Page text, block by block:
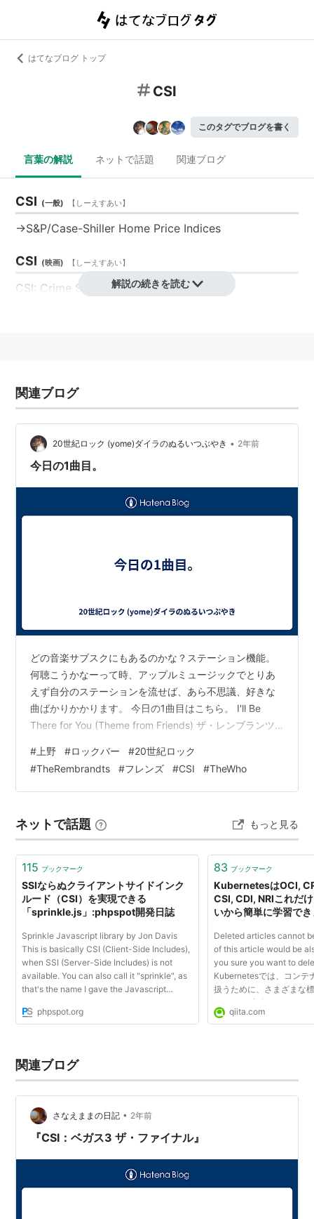
はてなブログ トップ
CSI
このタグでブログを書く
言葉の解説 ネットで話題 関連ブログ
CSI (一般) 【 しーえすあい】
→S&P/Case-Shiller Home Price Indices
CSI (映画) 【 しーえすあい】
CSI: Crime Scene Investigation
CSIはラスベガスを舞台とし、CSI:マイアミはマイア
ミ、CSI:NYはニューヨークを舞台とした、科学捜査班
の活躍を描いている。
関連語 海外ドラマ
解説の続きを読む
関連ブログ
20世紀ロック (yome)ダイラのぬるいつぶやき • 2年前
今日の1曲目。
どの音楽サブスクにもあるのかな？ステーション機能。
何聴こうかなーって時、アップルミュージックでとりあ
えず自分のステーションを流せば、あら不思議、好きな
曲ばかりかかります。 今日の1曲目はこちら。 I'll Be
There for You (Theme from Friends) ザ・レンブランツ
music.apple.com 米国シットコム「フレンズ」の主題歌
「I'LL Be There for You」でした！ この曲はもう何十回
と聴いたけど、他の曲は知らないのでした。 ドラマの主
# 上野 #ロックバー #20世紀ロック
#TheRembrandts #フレンズ #CSI #TheWho
ネットで話題 もっと見る
115 ブックマーク
SSIならぬクライアントサイドインク
ルード（CSI）を実現できる
「sprinkle.js」:phpspot開発日誌
Sprinkle Javascript library by Jon Davis
This is basically CSI (Client-Side Includes),
when SSI (Server-Side Includes) is not
available. You can also call it "sprinkle", as
that's the name I gave the Javascript
ルード（CSI）を実現できる「sprinkle.js」。
phpspot.org
83 ブックマーク
KubernetesはOCI,
CSI, CDI, NRIこれだ
いから簡単に学習で
Deleted articles cannot
of this article would be
you sure you want to
Kubernetesでは、コンテ
扱うために、さまざまな
ス（～Iと省略されるも
す。これらは、コンテナ
qiita.com
関連ブログ
さなえままの日記 • 2年前
『CSI：ベガス3 ザ・ファイナル』